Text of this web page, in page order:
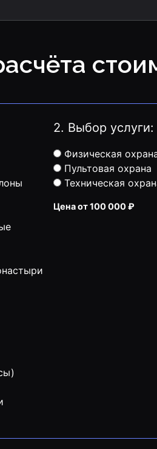
2. Выбор услуги:
Физическая
Пультовая охрана
Техническая
Цена от 100 000 ₽